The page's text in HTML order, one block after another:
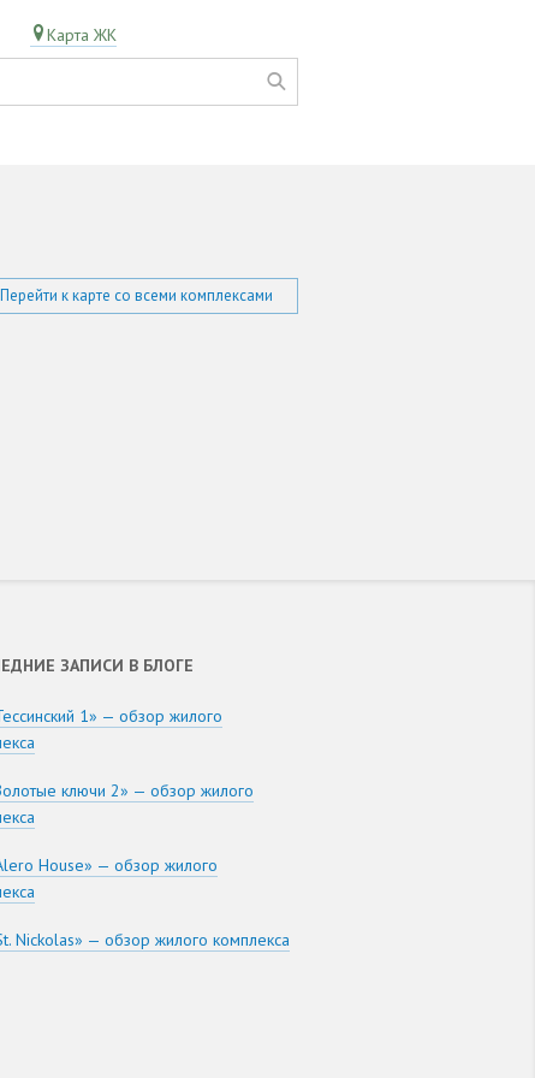
Карта ЖК
Перейти к карте со всеми комплексами
ЗАПИСИ В БЛОГЕ
1» — обзор жилого
ключи 2» — обзор жилого
House» — обзор жилого
Nickolas» — обзор жилого комплекса